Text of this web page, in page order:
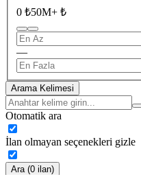
0 ₺50M+ ₺
—
Arama Kelimesi
Otomatik ara
İlan olmayan seçenekleri gizle
Ara (0 ilan)